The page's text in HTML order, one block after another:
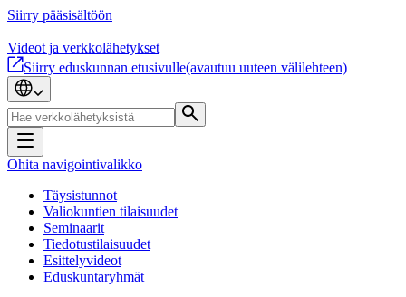
Siirry pääsisältöön
Videot ja verkkolähetykset
Siirry eduskunnan etusivulle(avautuu uuteen välilehteen)
Ohita navigointivalikko
Täysistunnot
Valiokuntien tilaisuudet
Seminaarit
Tiedotustilaisuudet
Esittelyvideot
Eduskuntaryhmät